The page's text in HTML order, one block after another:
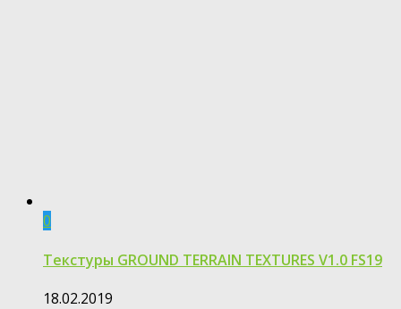
0
Текстуры GROUND TERRAIN TEXTURES V1.0 FS19
18.02.2019